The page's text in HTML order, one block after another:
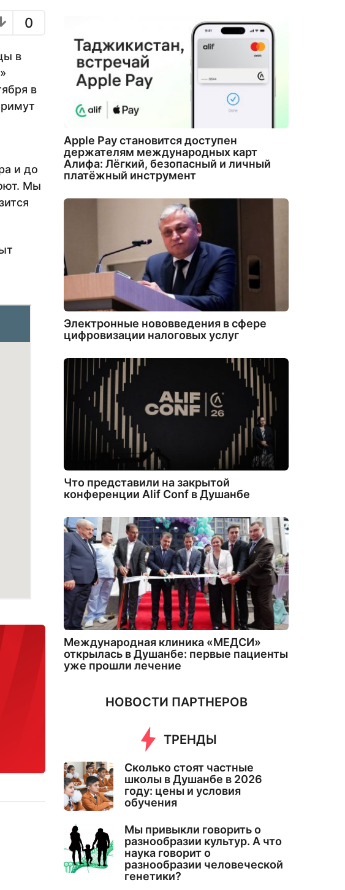
0
в
в
и до
Мы
Apple Pay становится доступен
держателям международных карт
Алифа: Лёгкий, безопасный и личный
платёжный инструмент
Электронные нововведения в сфере
цифровизации налоговых услуг
Что представили на закрытой
конференции Alif Conf в Душанбе
Международная клиника «МЕДСИ»
открылась в Душанбе: первые пациенты
уже прошли лечение
НОВОСТИ ПАРТНЕРОВ
ТРЕНДЫ
Сколько стоят частные
школы в Душанбе в 2026
году: цены и условия
обучения
Мы привыкли говорить о
разнообразии культур. А что
наука говорит о
разнообразии человеческой
генетики?